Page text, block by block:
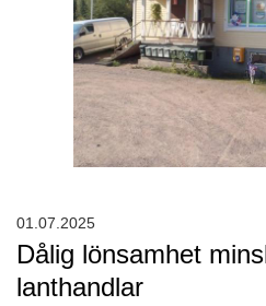
Dålig lönsamhet
lanthandlar
01.07.2025